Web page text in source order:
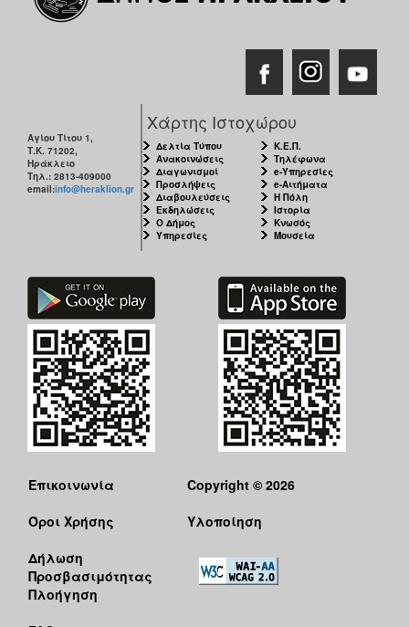
Αγίου Τίτου 1,
Τ.Κ. 71202,
Ηράκλειο
Τηλ.: 2813-409000
email:info@heraklion.gr
Χάρτης Ιστοχώρου
Δελτία Τύπου
Ανακοινώσεις
Διαγωνισμοί
Προσλήψεις
Διαβουλεύσεις
Εκδηλώσεις
Ο Δήμος
Υπηρεσίες
Κ.Ε.Π.
Τηλέφωνα
e-Υπηρεσίες
e-Αιτήματα
Η Πόλη
Ιστορία
Κνωσός
Μουσεία
Επικοινωνία
Όροι Χρήσης
Δήλωση
Προσβασιμότητας
Πλοήγηση
Copyright © 2026
Υλοποίηση